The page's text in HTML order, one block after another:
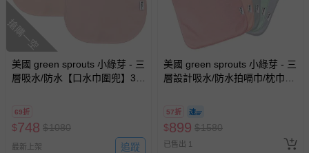
搶購一空
美國 green sprouts 小綠芽 - 三
層吸水/防水【口水巾圍兜】3入
69折
$748 $1080
最新上架 追蹤
美國 green sprouts 小綠芽 - 三
層設計吸水/防水拍嗝巾/枕巾5
57折
$899 $1580
已售出 1